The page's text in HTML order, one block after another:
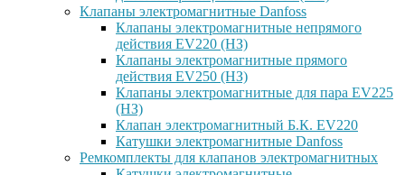
Клапаны электромагнитные Danfoss
Клапаны электромагнитные непрямого
действия EV220 (НЗ)
Клапаны электромагнитные прямого
действия EV250 (НЗ)
Клапаны электромагнитные для пара EV225
(НЗ)
Клапан электромагнитный Б.К. EV220
Катушки электромагнитные Danfoss
Ремкомплекты для клапанов электромагнитных